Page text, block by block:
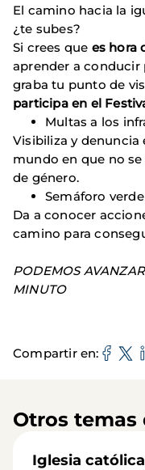
El camino hacia la
¿te subes?
Si crees que es hora
aprender a conducir
graba tu punto de
participa en el
Multas a los
Visibiliza y denuncia
mundo en que no
de género.
Semáforo
Da a conocer
camino para
PODEMOS
MINUTO
Compartir en
Otros temas
Iglesia católica